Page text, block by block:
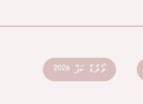
ވޯލްޑް ކަޕް 2026